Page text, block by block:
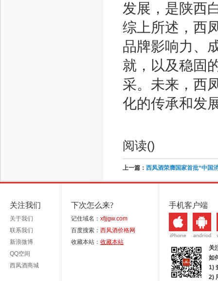
发展，是陕西
综上所述，西
品牌影响力、
就，以及稳固
采。未来，西
化的传承和发
阅读()
上一篇： 西凤酒荣膺国家首批“中国
关注我们
关于我们
联系我们
新浪微博
QQ空间
西凤酒商城
下次怎么来?
记住域名： xfjjgw.com
百度搜索： 西凤酒价格网
收藏本站： 收藏本站
手机客户端
关
如
1)
2)